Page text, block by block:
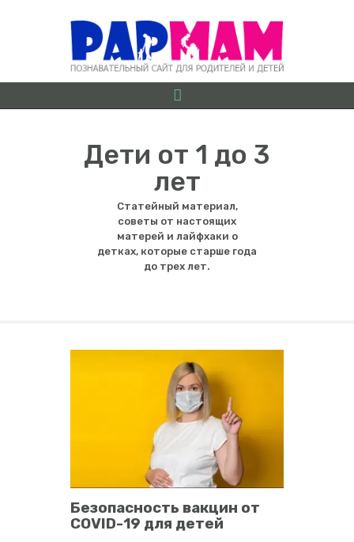
Дети от 1 до 3
лет
Статейный материал,
советы от настоящих
матерей и лайфхаки о
детках, которые старше года
до трех лет.
О ПРОЕКТЕ
БЕРЕМЕННОСТЬ ОТ
А ДО Я
ГРУДНИЧКИ
ЛАЙФХАКИ
Безопасность вакцин от
COVID-19 для детей